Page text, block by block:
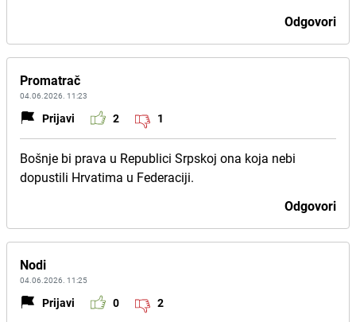
Odgovori
Promatrač
04.06.2026. 11:23
Prijavi 2 1
Bošnje bi prava u Republici Srpskoj ona koja nebi
dopustili Hrvatima u Federaciji.
Odgovori
Nodi
04.06.2026. 11:25
Prijavi 0 2